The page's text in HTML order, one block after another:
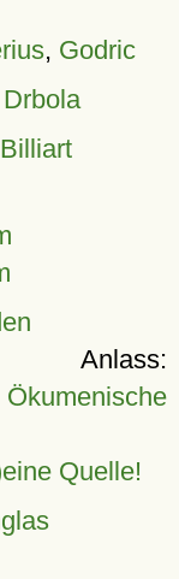
, Godric
Anlass:
Quelle!